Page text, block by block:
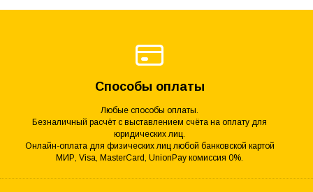
Способы оплаты
Любые способы оплаты.
Безналичный расчёт с выставлением счёта на оплату для
юридических лиц.
Онлайн-оплата для физических лиц любой банковской картой
МИР, Visa, MasterCard, UnionPay комиссия 0%.